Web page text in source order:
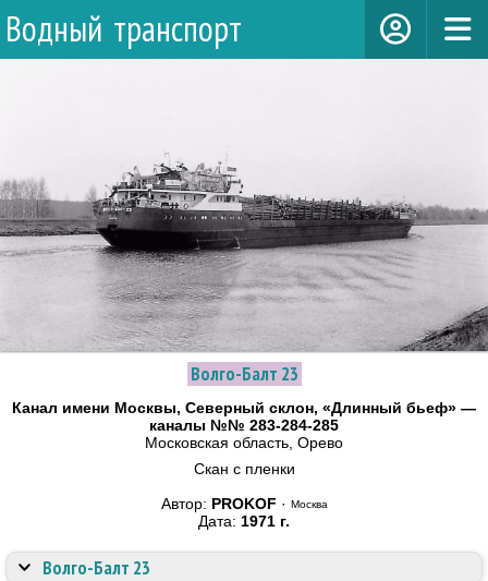
Водный транспорт
Волго-Балт 23
Канал имени Москвы, Северный склон, «Длинный бьеф» —
каналы №№ 283-284-285
Московская область, Орево
Скан с пленки
Автор: PROKOF · Москва
Дата: 1971 г.
Волго-Балт 23